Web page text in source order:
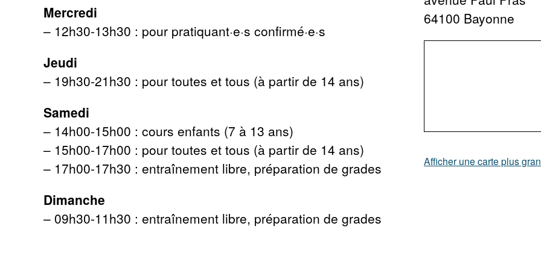
Mercredi
– 12h30-13h30 : pour pratiquant·e·s confirmé·e·s
Jeudi
– 19h30-21h30 : pour toutes et tous (à partir de 14 ans)
Samedi
– 14h00-15h00 : cours enfants (7 à 13 ans)
– 15h00-17h00 : pour toutes et tous (à partir de 14 ans)
– 17h00-17h30 : entraînement libre, préparation de grades
Dimanche
– 09h30-11h30 : entraînement libre, préparation de grades
64100 Bayonne
Afficher une carte plus